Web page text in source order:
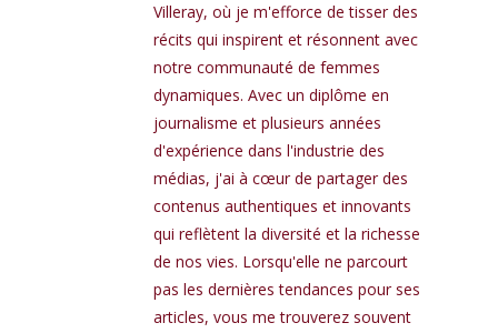
Villeray, où je m'efforce de tisser des
récits qui inspirent et résonnent avec
notre communauté de femmes
dynamiques. Avec un diplôme en
journalisme et plusieurs années
d'expérience dans l'industrie des
médias, j'ai à cœur de partager des
contenus authentiques et innovants
qui reflètent la diversité et la richesse
de nos vies. Lorsqu'elle ne parcourt
pas les dernières tendances pour ses
articles, vous me trouverez souvent